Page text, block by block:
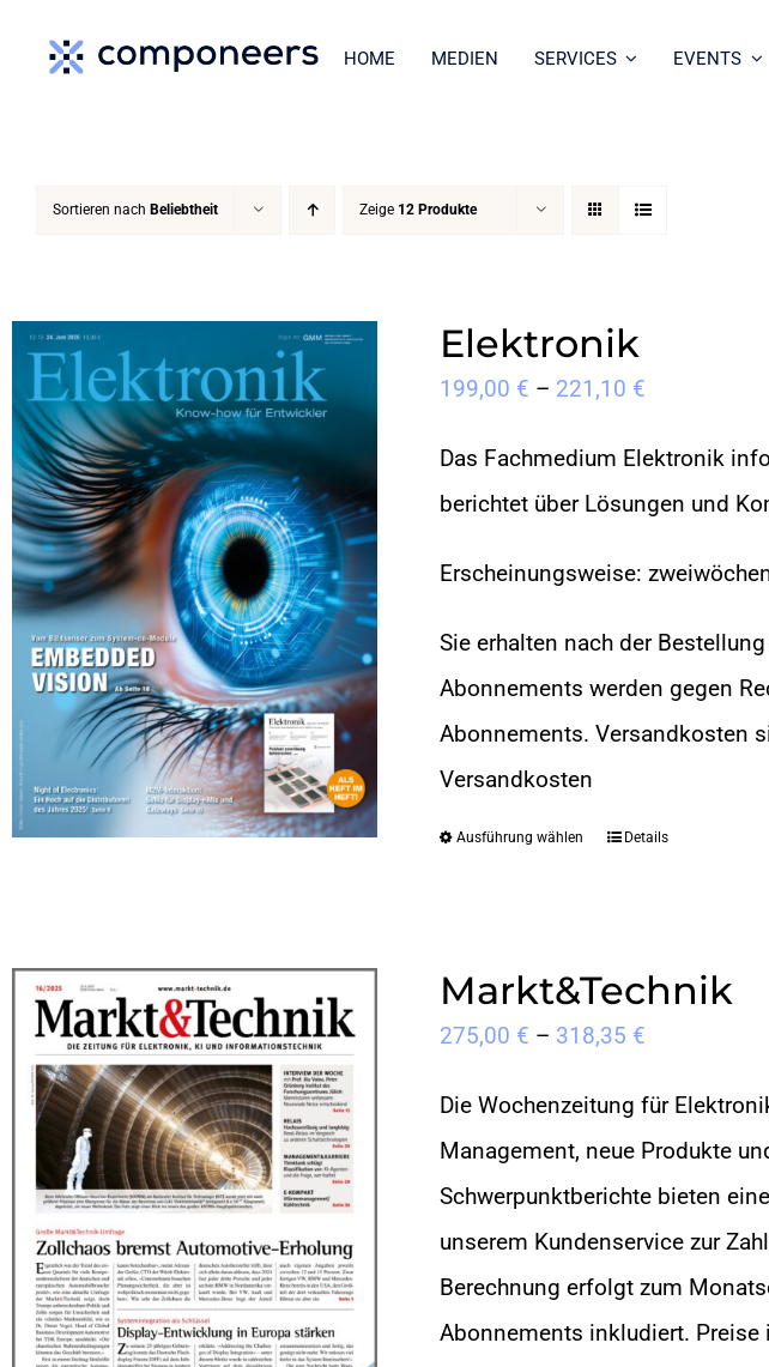
Inhalt
HOME MEDIEN SERVICES EVENTS
Sortieren nach Beliebtheit Zeige 12 Produkte
Elektronik
199,00 € – 221,10 €
221,10 €
Das Fachmedium Elektronik
berichtet über Lösungen und
Erscheinungsweise:
Sie erhalten nach der
Abonnements werden gegen
Abonnements. Versandkosten
Versandkosten
Ausführung wählen
Dieses
mehrere
Varianten
Die
Optionen
können
auf
der
Produktseite
Details
Markt&Technik
275,00 € – 318,35 €
Die Wochenzeitung für
Management, neue Produkte
Schwerpunktberichte bieten
unserem Kundenservice zur
Berechnung erfolgt zum
Abonnements inkludiert.